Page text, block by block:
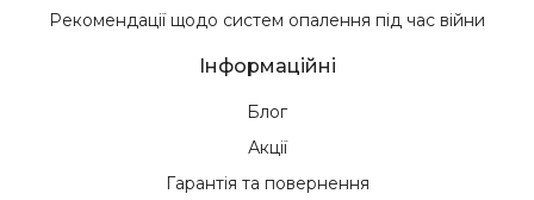
Рекомендації щодо систем опалення під час війни
Інформаційні
Блог
Акції
Гарантія та повернення